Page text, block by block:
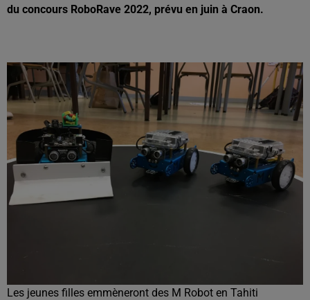
du concours RoboRave 2022, prévu en juin à Craon.
Les jeunes filles emmèneront des M Robot en Tahiti